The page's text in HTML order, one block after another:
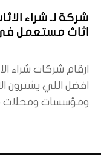
شركة لـ شراء
اثاث مستعمل
ارقام شركات شراء
افضل اللي يشترون
ومؤسسات ومحلات